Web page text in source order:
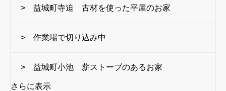
> 益城町寺迫 古材を使った平屋のお家
> 作業場で切り込み中
> 益城町小池 薪ストーブのあるお家
さらに表示